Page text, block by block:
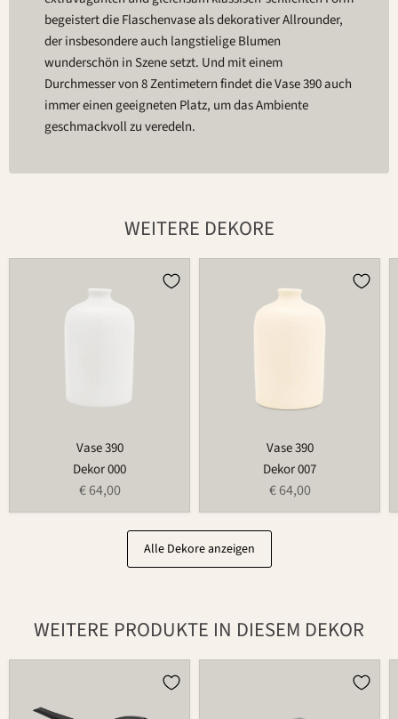
begeistert die Flaschenvase als dekorativer Allrounder,
der insbesondere auch langstielige Blumen
wunderschön in Szene setzt. Und mit einem
Durchmesser von 8 Zentimetern findet die Vase 390 auch
immer einen geeigneten Platz, um das Ambiente
geschmackvoll zu veredeln.
WEITERE DEKORE
Vase 390
Dekor 000
€ 64,00
Vase 390
Dekor 007
€ 64,00
Alle Dekore anzeigen
WEITERE PRODUKTE IN DIESEM DEKOR